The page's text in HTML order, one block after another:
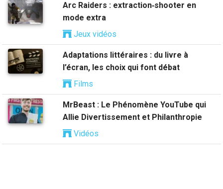
Arc Raiders : extraction‑shooter en
mode extra
Jeux vidéos
Adaptations littéraires : du livre à
l’écran, les choix qui font débat
Films
MrBeast : Le Phénomène YouTube qui
Allie Divertissement et Philanthropie
Vidéos